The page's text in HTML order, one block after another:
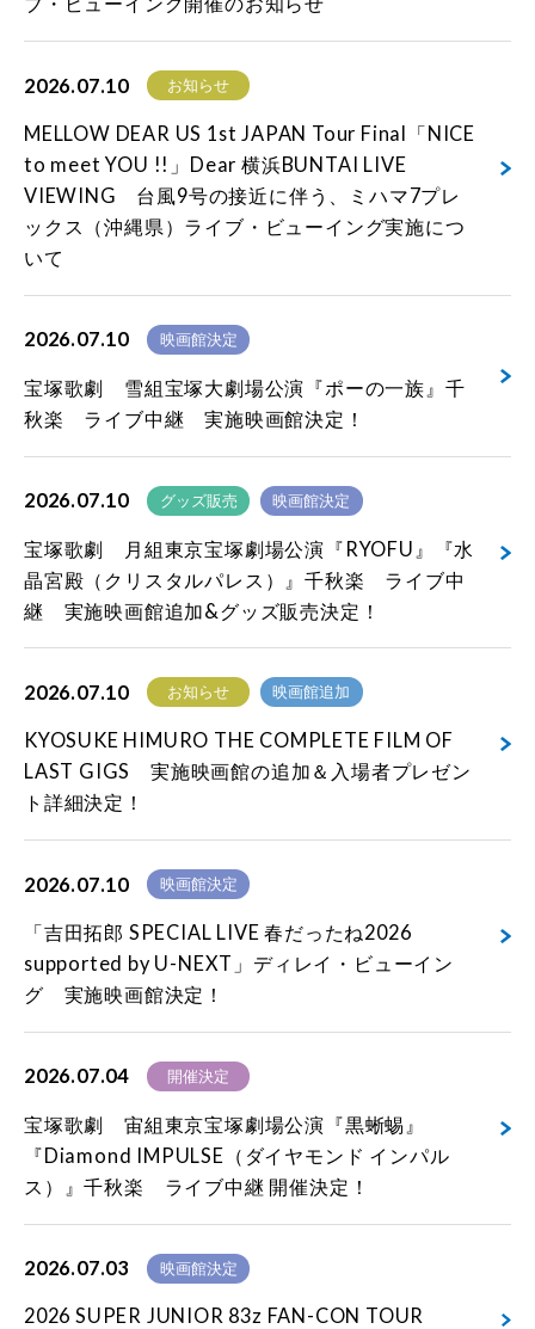
2026.07.10 お知らせ
MELLOW DEAR US 1st JAPAN Tour Final「NICE
to meet YOU !!」Dear 横浜BUNTAI LIVE
VIEWING 台風9号の接近に伴う、ミハマ7プレ
ックス（沖縄県）ライブ・ビューイング実施につ
いて
2026.07.10 映画館決定
宝塚歌劇 雪組宝塚大劇場公演『ポーの一族』千
秋楽 ライブ中継 実施映画館決定！
2026.07.10 グッズ販売 映画館決定
宝塚歌劇 月組東京宝塚劇場公演『RYOFU』『水
晶宮殿（クリスタルパレス）』千秋楽 ライブ中
継 実施映画館追加&グッズ販売決定！
2026.07.10 お知らせ 映画館追加
KYOSUKE HIMURO THE COMPLETE FILM OF
LAST GIGS 実施映画館の追加＆入場者プレゼン
ト詳細決定！
2026.07.10 映画館決定
「吉田拓郎 SPECIAL LIVE 春だったね2026
supported by U-NEXT」ディレイ・ビューイン
グ 実施映画館決定！
2026.07.04 開催決定
宝塚歌劇 宙組東京宝塚劇場公演『黒蜥蜴』
『Diamond IMPULSE（ダイヤモンド インパル
ス）』千秋楽 ライブ中継 開催決定！
2026.07.03 映画館決定
2026 SUPER JUNIOR 83z FAN-CON TOUR